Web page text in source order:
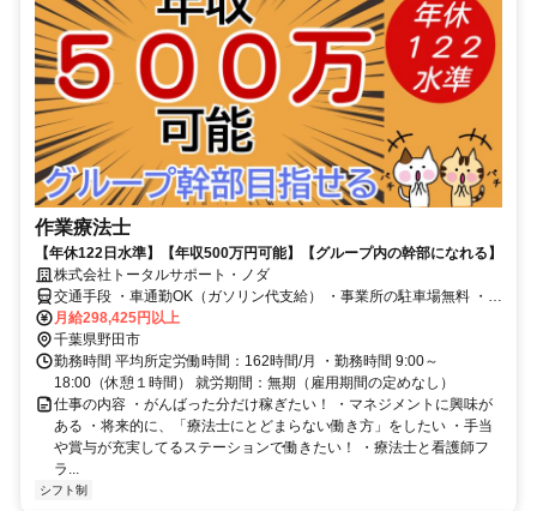
作業療法士
【年休122日水準】【年収500万円可能】【グループ内の幹部になれる】
株式会社トータルサポート・ノダ
交通手段 ・車通勤OK（ガソリン代支給） ・事業所の駐車場無料 ・バ
月給298,425円以上
千葉県野田市
勤務時間 平均所定労働時間：162時間/月 ・勤務時間 9:00～
18:00（休憩１時間） 就労期間：無期（雇用期間の定めなし）
仕事の内容 ・がんばった分だけ稼ぎたい！ ・マネジメントに興味が
ある ・将来的に、「療法士にとどまらない働き方」をしたい ・手当
や賞与が充実してるステーションで働きたい！ ・療法士と看護師フ
ラ...
シフト制